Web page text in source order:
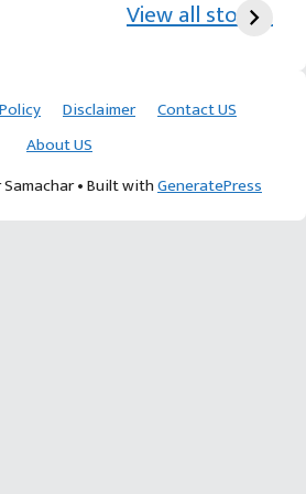
View all stories
આચાર્ય દેવવ્રતજી
Disclaimer
Contact US
About US
• Built withGeneratePress